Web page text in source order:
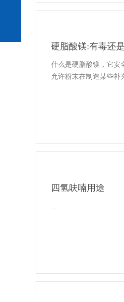
硬脂酸镁:有毒还
什么是硬脂酸镁，它安
允许粉末在制造某些
四氢呋喃用途
...